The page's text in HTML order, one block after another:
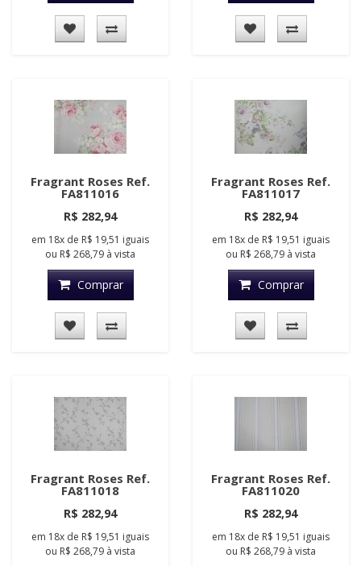
Fragrant Roses Ref.
FA811016
R$ 282,94
em 18x de R$ 19,51 iguais
ou R$ 268,79 à vista
Comprar
Fragrant Roses Ref.
FA811017
R$ 282,94
em 18x de R$ 19,51 iguais
ou R$ 268,79 à vista
Comprar
Fragrant Roses Ref.
FA811018
R$ 282,94
em 18x de R$ 19,51 iguais
ou R$ 268,79 à vista
Fragrant Roses Ref.
FA811020
R$ 282,94
em 18x de R$ 19,51 iguais
ou R$ 268,79 à vista